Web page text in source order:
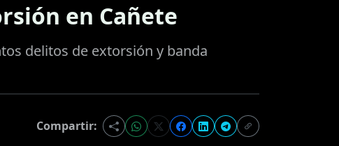
en Cañete
delitos de extorsión y banda
Compartir: